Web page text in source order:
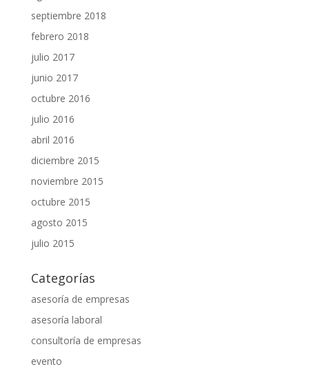
septiembre 2018
febrero 2018
julio 2017
junio 2017
octubre 2016
julio 2016
abril 2016
diciembre 2015
noviembre 2015
octubre 2015
agosto 2015
julio 2015
Categorías
asesoría de empresas
asesoría laboral
consultoría de empresas
evento